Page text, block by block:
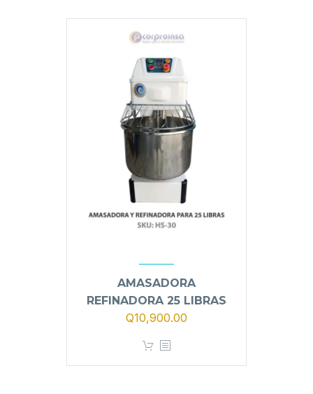
AMASADORA
REFINADORA 25 LIBRAS
Q10,900.00